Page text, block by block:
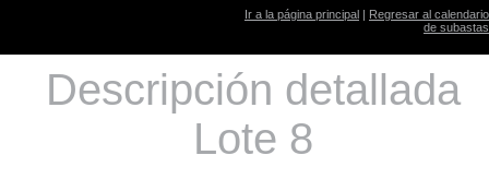
Ir a la página principal | Regresar al calendario
de subastas
Descripción detallada
Lote 8